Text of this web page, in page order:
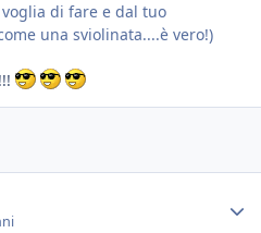
di fare e dal tuo
una sviolinata....è vero!)